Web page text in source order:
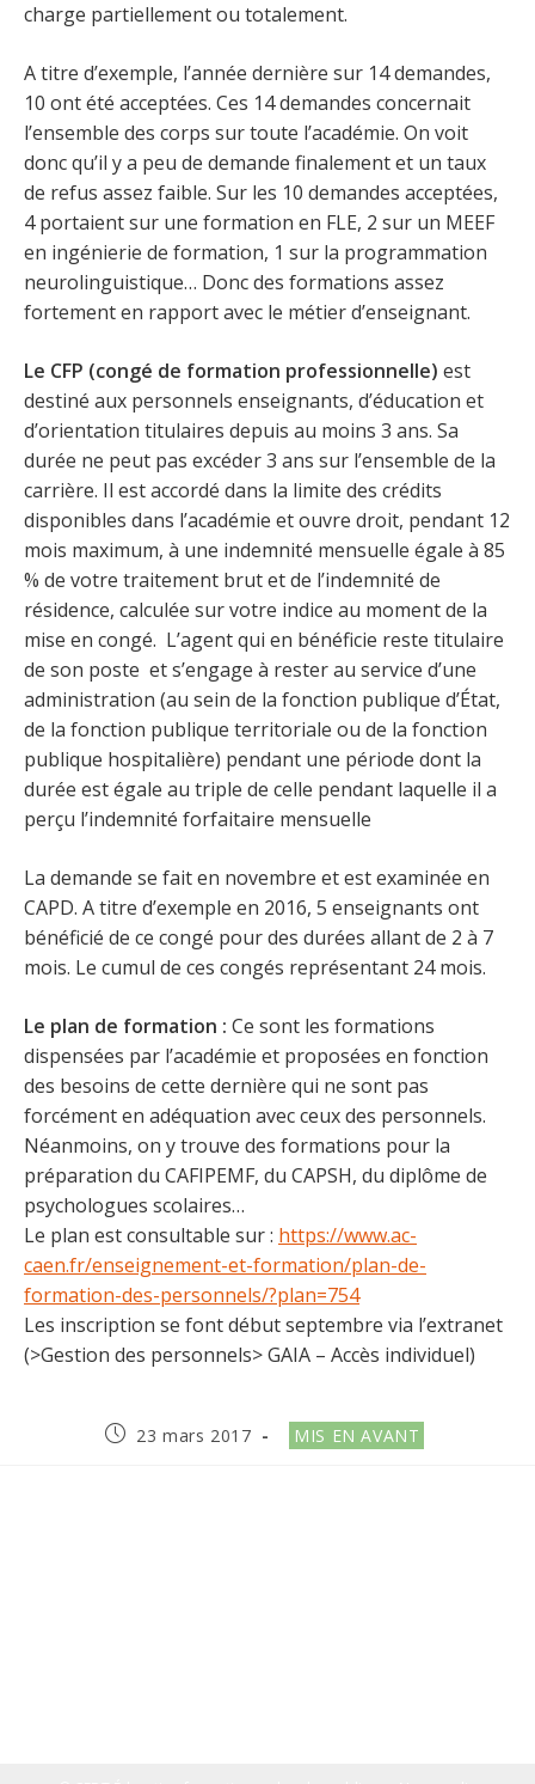
charge partiellement ou totalement.
A titre d’exemple, l’année dernière sur 14 demandes,
10 ont été acceptées. Ces 14 demandes concernait
l’ensemble des corps sur toute l’académie. On voit
donc qu’il y a peu de demande finalement et un taux
de refus assez faible. Sur les 10 demandes acceptées,
4 portaient sur une formation en FLE, 2 sur un MEEF
en ingénierie de formation, 1 sur la programmation
neurolinguistique… Donc des formations assez
fortement en rapport avec le métier d’enseignant.
Le CFP (congé de formation professionnelle) est
destiné aux personnels enseignants, d’éducation et
d’orientation titulaires depuis au moins 3 ans. Sa
durée ne peut pas excéder 3 ans sur l’ensemble de la
carrière. Il est accordé dans la limite des crédits
disponibles dans l’académie et ouvre droit, pendant 12
mois maximum, à une indemnité mensuelle égale à 85
% de votre traitement brut et de l’indemnité de
résidence, calculée sur votre indice au moment de la
mise en congé. L’agent qui en bénéficie reste titulaire
de son poste et s’engage à rester au service d’une
administration (au sein de la fonction publique d’État,
de la fonction publique territoriale ou de la fonction
publique hospitalière) pendant une période dont la
durée est égale au triple de celle pendant laquelle il a
perçu l’indemnité forfaitaire mensuelle
La demande se fait en novembre et est examinée en
CAPD. A titre d’exemple en 2016, 5 enseignants ont
bénéficié de ce congé pour des durées allant de 2 à 7
mois. Le cumul de ces congés représentant 24 mois.
Le plan de formation : Ce sont les formations
dispensées par l’académie et proposées en fonction
des besoins de cette dernière qui ne sont pas
forcément en adéquation avec ceux des personnels.
Néanmoins, on y trouve des formations pour la
préparation du CAFIPEMF, du CAPSH, du diplôme de
psychologues scolaires…
Le plan est consultable sur : https://www.ac-
caen.fr/enseignement-et-formation/plan-de-
formation-des-personnels/?plan=754
Les inscription se font début septembre via l’extranet
(>Gestion des personnels> GAIA – Accès individuel)
Publication
23 mars 2017
Post
category:
MIS EN AVANT